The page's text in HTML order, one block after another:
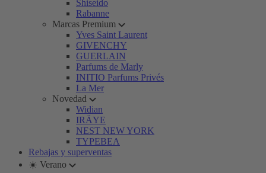
Shiseido
Rabanne
Marcas Premium
Yves Saint Laurent
GIVENCHY
GUERLAIN
Parfums de Marly
INITIO Parfums Privés
La Mer
Novedad
Widian
IRÄYE
NEST NEW YORK
TYPEBEA
Rebajas y superventas
☀️ Verano